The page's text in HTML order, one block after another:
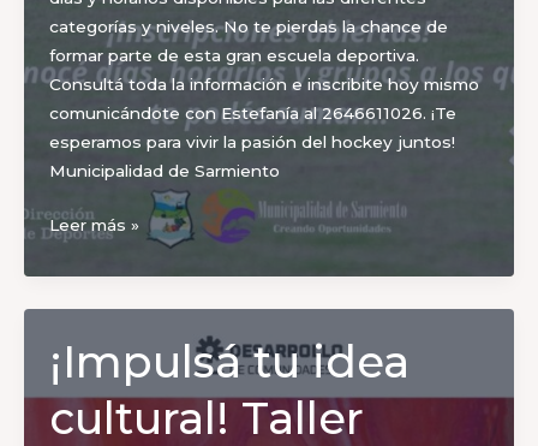
categorías y niveles. No te pierdas la chance de
formar parte de esta gran escuela deportiva.
Consultá toda la información e inscribite hoy mismo
comunicándote con Estefanía al 2646611026. ¡Te
esperamos para vivir la pasión del hockey juntos!
Municipalidad de Sarmiento
¡Sumate
la
Escuela
de
Hockey
en
Leer más »
¡Impulsá tu idea
cultural! Taller